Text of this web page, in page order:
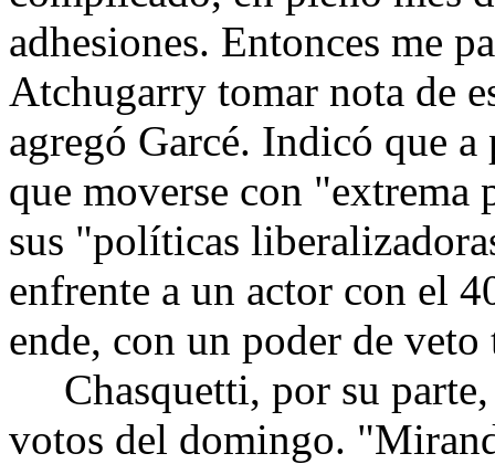
adhesiones. Entonces me
Atchugarry tomar nota de
agregó Garcé. Indicó que
que moverse con "extrema
sus "políticas
enfrente a un actor con el
ende, con un poder de
Chasquetti, por su parte,
votos del domingo.